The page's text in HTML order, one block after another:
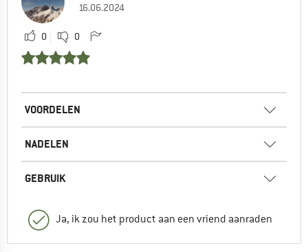
16.06.2024
0 0
VOORDELEN
NADELEN
GEBRUIK
Ja, ik zou het product aan een vriend aanraden